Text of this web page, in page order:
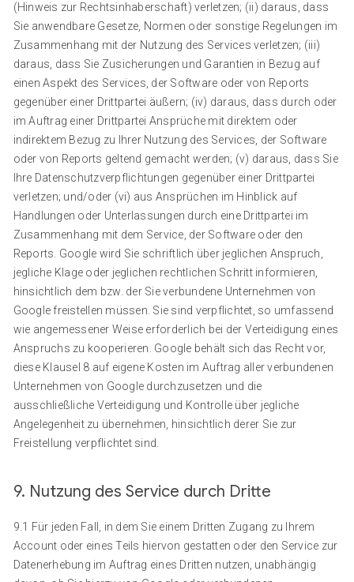
(Hinweis zur Rechtsinhaberschaft) verletzen; (ii) daraus, dass
Sie anwendbare Gesetze, Normen oder sonstige Regelungen im
Zusammenhang mit der Nutzung des Services verletzen; (iii)
daraus, dass Sie Zusicherungen und Garantien in Bezug auf
einen Aspekt des Services, der Software oder von Reports
gegenüber einer Drittpartei äußern; (iv) daraus, dass durch oder
im Auftrag einer Drittpartei Ansprüche mit direktem oder
indirektem Bezug zu Ihrer Nutzung des Services, der Software
oder von Reports geltend gemacht werden; (v) daraus, dass Sie
Ihre Datenschutzverpflichtungen gegenüber einer Drittpartei
verletzen; und/oder (vi) aus Ansprüchen im Hinblick auf
Handlungen oder Unterlassungen durch eine Drittpartei im
Zusammenhang mit dem Service, der Software oder den
Reports. Google wird Sie schriftlich über jeglichen Anspruch,
jegliche Klage oder jeglichen rechtlichen Schritt informieren,
hinsichtlich dem bzw. der Sie verbundene Unternehmen von
Google freistellen müssen. Sie sind verpflichtet, so umfassend
wie angemessener Weise erforderlich bei der Verteidigung eines
Anspruchs zu kooperieren. Google behält sich das Recht vor,
diese Klausel 8 auf eigene Kosten im Auftrag aller verbundenen
Unternehmen von Google durchzusetzen und die
ausschließliche Verteidigung und Kontrolle über jegliche
Angelegenheit zu übernehmen, hinsichtlich derer Sie zur
Freistellung verpflichtet sind.
9. Nutzung des Service durch Dritte
9.1 Für jeden Fall, in dem Sie einem Dritten Zugang zu Ihrem
Account oder eines Teils hiervon gestatten oder den Service zur
Datenerhebung im Auftrag eines Dritten nutzen, unabhängig